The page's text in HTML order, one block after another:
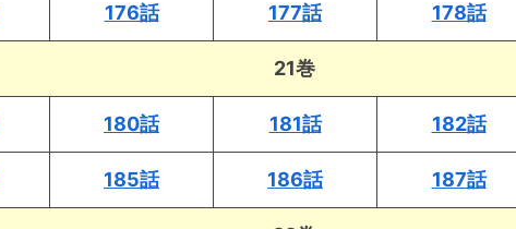
176話 177話 178話
21巻
180話 181話 182話
185話 186話 187話